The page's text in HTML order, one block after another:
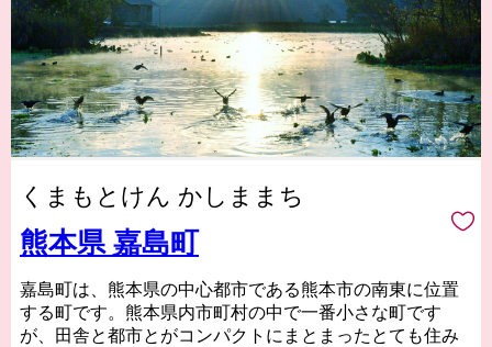
くまもとけん かしままち
熊本県 嘉島町
嘉島町は、熊本県の中心都市である熊本市の南東に位置
する町です。熊本県内市町村の中で一番小さな町です
が、田舎と都市とがコンパクトにまとまったとても住み